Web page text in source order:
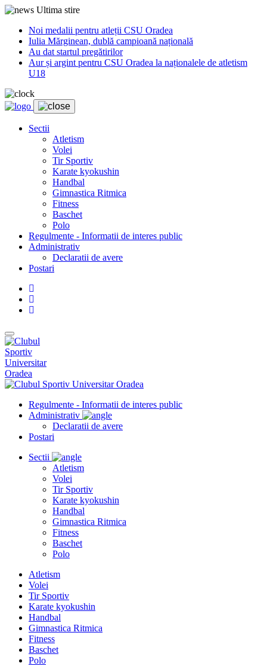
Ultima stire
Noi medalii pentru atleții CSU Oradea
Iulia Mărginean, dublă campioană națională
Au dat startul pregătirilor
Aur și argint pentru CSU Oradea la naționalele de atletism
U18
Sectii
Atletism
Volei
Tir Sportiv
Karate kyokushin
Handbal
Gimnastica Ritmica
Fitness
Baschet
Polo
Regulmente - Informatii de interes public
Administrativ
Declaratii de avere
Postari
Regulmente - Informatii de interes public
Administrativ
Declaratii de avere
Postari
Sectii
Atletism
Volei
Tir Sportiv
Karate kyokushin
Handbal
Gimnastica Ritmica
Fitness
Baschet
Polo
Atletism
Volei
Tir Sportiv
Karate kyokushin
Handbal
Gimnastica Ritmica
Fitness
Baschet
Polo